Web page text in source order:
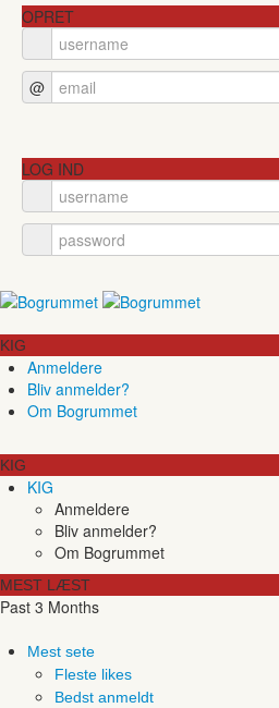
OPRET
@
LOG IND
KIG
Anmeldere
Bliv anmelder?
Om Bogrummet
KIG
KIG
Anmeldere
Bliv anmelder?
Om Bogrummet
MEST LÆST
Past 3 Months
Mest sete
Fleste likes
Bedst anmeldt